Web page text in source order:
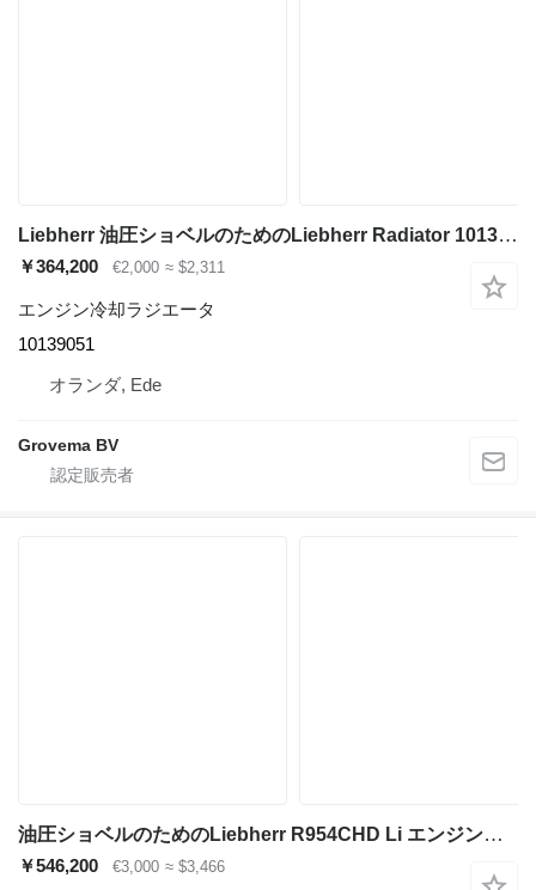
Liebherr 油圧ショベルのためのLiebherr Radiator 10139051 エンジン冷却ラジエータ
￥364,200 €2,000 ≈ $2,311
エンジン冷却ラジエータ
10139051
オランダ, Ede
Grovema BV
油圧ショベルのためのLiebherr R954CHD Li エンジン冷却ラジエータ
￥546,200 €3,000 ≈ $3,466